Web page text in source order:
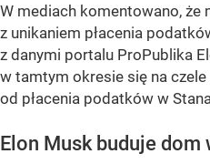
W mediach komentowano, że
z unikaniem płacenia
z danymi portalu ProPublika
w tamtym okresie się na
od płacenia podatków w
Elon Musk buduje dom